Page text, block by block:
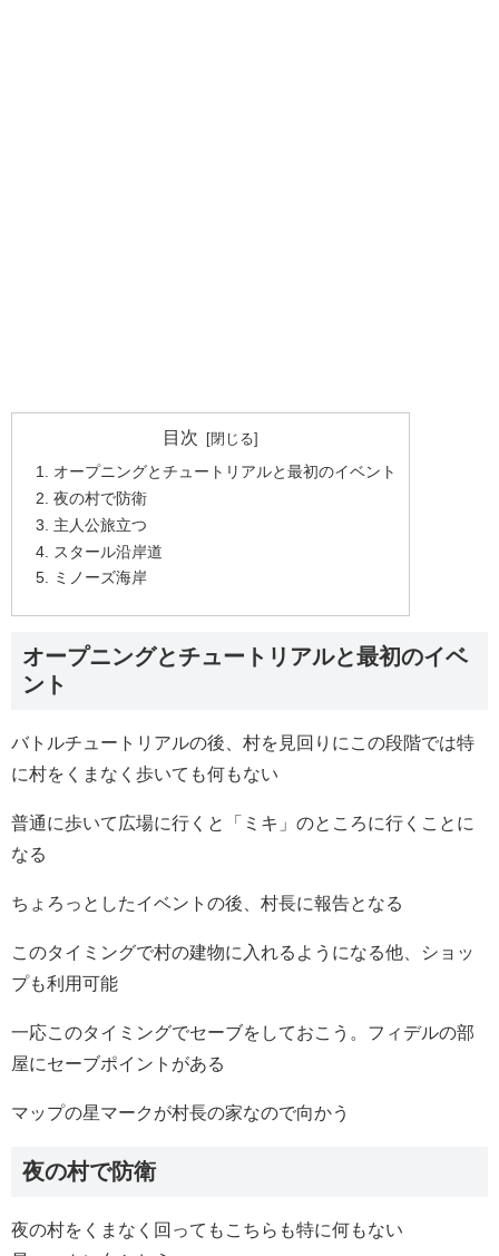
目次
オープニングとチュートリアルと最初のイベント
夜の村で防衛
主人公旅立つ
スタール沿岸道
ミノーズ海岸
オープニングとチュートリアルと最初のイベ
ント
バトルチュートリアルの後、村を見回りにこの段階では特
に村をくまなく歩いても何もない
普通に歩いて広場に行くと「ミキ」のところに行くことに
なる
ちょろっとしたイベントの後、村長に報告となる
このタイミングで村の建物に入れるようになる他、ショッ
プも利用可能
一応このタイミングでセーブをしておこう。フィデルの部
屋にセーブポイントがある
マップの星マークが村長の家なので向かう
夜の村で防衛
夜の村をくまなく回ってもこちらも特に何もない